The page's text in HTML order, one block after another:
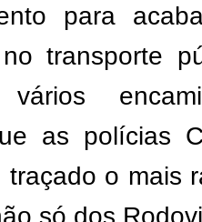
para
transporte
as polícias
o mais
só dos